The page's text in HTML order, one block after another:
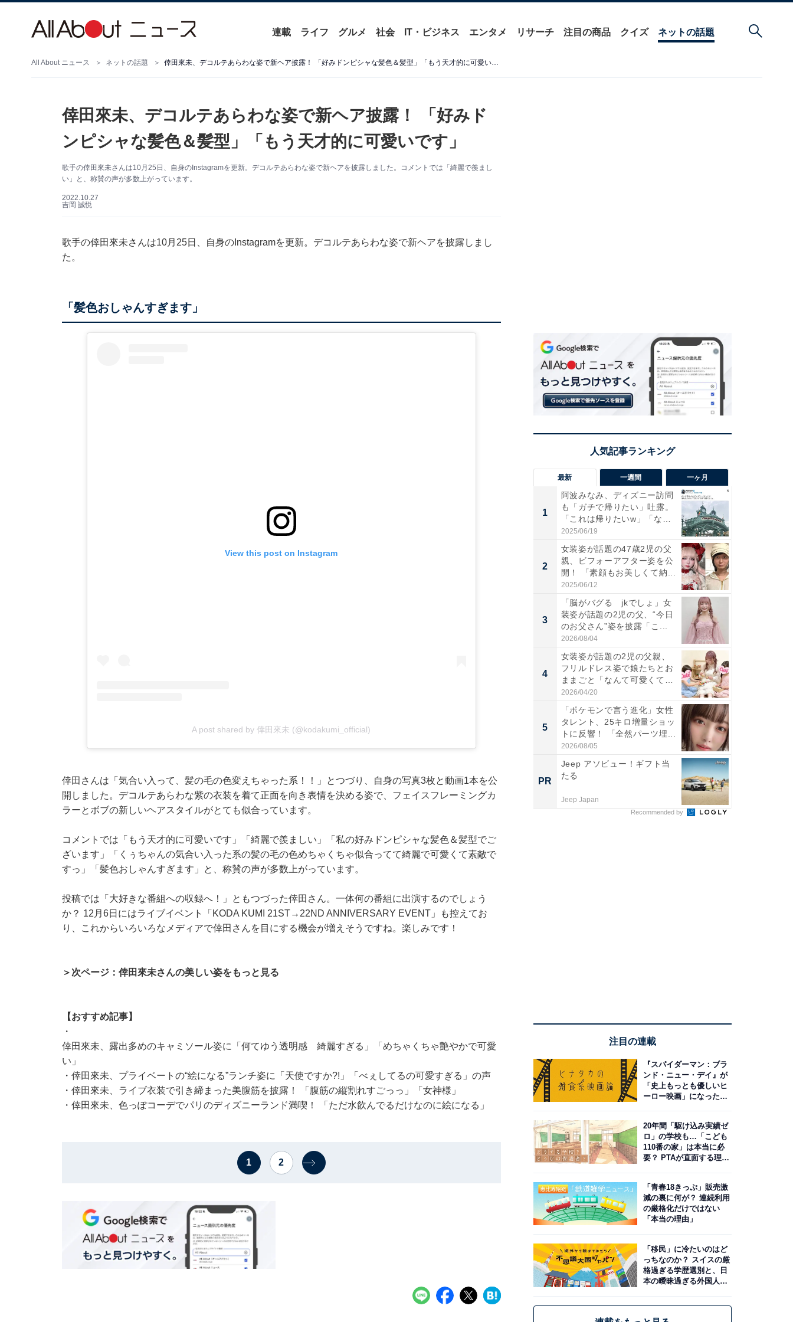
連載 ライフ グルメ 社会 IT・ビジネス エンタメ リサーチ 注目の商品 クイズ ネットの話題
All About ニュース ネットの話題 倖田來未、デコルテあらわな姿で新ヘア披露！ 「好みドンピシャな髪色＆髪型」「もう天才的に可愛いです」
倖田來未、デコルテあらわな姿で新ヘア披露！ 「好みド
ンピシャな髪色＆髪型」「もう天才的に可愛いです」
歌手の倖田來未さんは10月25日、自身のInstagramを更新。デコルテあらわな姿で新ヘアを披露しました。コメントでは「綺麗で羨まし
い」と、称賛の声が多数上がっています。
2022.10.27
吉岡 誠悦
歌手の倖田來未さんは10月25日、自身のInstagramを更新。デコルテあらわな姿で新ヘアを披露しまし
た。
「髪色おしゃんすぎます」
View this post on Instagram
A post shared by 倖田來未 (@kodakumi_official)
倖田さんは「気合い入って、髪の毛の色変えちゃった系！！」とつづり、自身の写真3枚と動画1本を公
開しました。デコルテあらわな紫の衣装を着て正面を向き表情を決める姿で、フェイスフレーミングカ
ラーとボブの新しいヘアスタイルがとても似合っています。
コメントでは「もう天才的に可愛いです」「綺麗で羨ましい」「私の好みドンピシャな髪色＆髪型でご
ざいます」「くぅちゃんの気合い入った系の髪の毛の色めちゃくちゃ似合ってて綺麗で可愛くて素敵で
すっ」「髪色おしゃんすぎます」と、称賛の声が多数上がっています。
投稿では「大好きな番組への収録へ！」ともつづった倖田さん。一体何の番組に出演するのでしょう
か？ 12月6日にはライブイベント「KODA KUMI 21ST→22ND ANNIVERSARY EVENT」も控えてお
り、これからいろいろなメディアで倖田さんを目にする機会が増えそうですね。楽しみです！
＞次ページ：倖田來未さんの美しい姿をもっと見る
【おすすめ記事】
・
倖田來未、露出多めのキャミソール姿に「何てゆう透明感 綺麗すぎる」「めちゃくちゃ艶やかで可愛
い」
・ 倖田來未、プライベートの“絵になる”ランチ姿に「天使ですか?!」「べぇしてるの可愛すぎる」の声
・ 倖田來未、ライブ衣装で引き締まった美腹筋を披露！ 「腹筋の縦割れすごっっ」「女神様」
・ 倖田來未、色っぽコーデでパリのディズニーランド満喫！ 「ただ水飲んでるだけなのに絵になる」
1 2
最新 一週間 一ヶ月
1
阿波みなみ、ディズニー訪問
も「ガチで帰りたい」吐露。
「これは帰りたいw」「なん
ち...
2025/06/19
2
女装姿が話題の47歳2児の父
親、ビフォーアフター姿を公
開！ 「素顔もお美しくて納...
2025/06/12
3
「脳がバグる jkでしょ」女
装姿が話題の2児の父、“今日
のお父さん”姿を披露「こ...
2026/08/04
4
女装姿が話題の2児の父親、
フリルドレス姿で娘たちとお
ままごと「なんて可愛くて平
和...
2026/04/20
5
「ポケモンで言う進化」女性
タレント、25キロ増量ショッ
トに反響！ 「全然パーツ埋...
2026/08/05
PR
Jeep アソビュー！ギフト当
たる
Jeep Japan
Recommended by
注目の連載
『スパイダーマン：ブラ
ンド・ニュー・デイ』が
「史上もっとも優しいヒ
ーロー映画」になった理
20年間「駆け込み実績ゼ
ロ」の学校も…「こども
110番の家」は本当に必
要？ PTAが直面する理想
「青春18きっぷ」販売激
減の裏に何が？ 連続利用
の厳格化だけではない
「本当の理由」
「移民」に冷たいのはど
っちなのか？ スイスの厳
格過ぎる学歴選別と、日
本の曖昧過ぎる外国人政